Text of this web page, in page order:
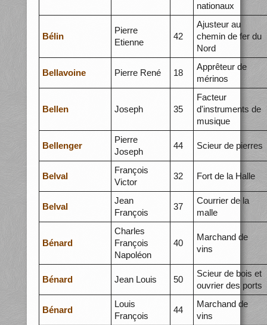
nationaux
Bélin
Pierre
Etienne
42
Ajusteur au
chemin de fer du
Nord
Bellavoine Pierre René 18
Apprêteur de
mérinos
Bellen Joseph 35
Facteur
d'instruments de
musique
Bellenger
Pierre
Joseph
44 Scieur de pierres
Belval
François
Victor
32 Fort de la Halle
Belval
Jean
François
37
Courrier de la
malle
Bénard
Charles
François
Napoléon
40
Marchand de
vins
Bénard Jean Louis 50
Scieur de bois et
ouvrier des ports
Bénard
Louis
François
44
Marchand de
vins